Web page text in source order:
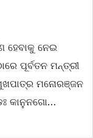
ହେବାକୁ ନେଇ
ପୂର୍ବତନ ମନ୍ତ୍ରୀ
ମନୋରଞ୍ଜନ
କାନୁନଗୋ…